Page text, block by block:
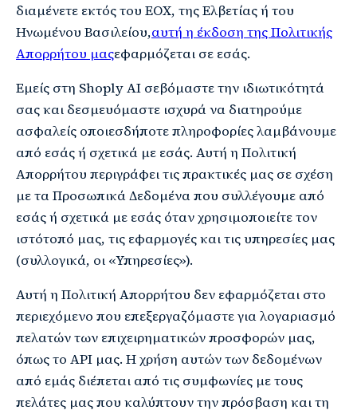
διαμένετε εκτός του ΕΟΧ, της Ελβετίας ή του
Ηνωμένου Βασιλείου,αυτή η έκδοση της Πολιτικής
Απορρήτου μαςεφαρμόζεται σε εσάς.
Εμείς στη Shoply AI σεβόμαστε την ιδιωτικότητά
σας και δεσμευόμαστε ισχυρά να διατηρούμε
ασφαλείς οποιεσδήποτε πληροφορίες λαμβάνουμε
από εσάς ή σχετικά με εσάς. Αυτή η Πολιτική
Απορρήτου περιγράφει τις πρακτικές μας σε σχέση
με τα Προσωπικά Δεδομένα που συλλέγουμε από
εσάς ή σχετικά με εσάς όταν χρησιμοποιείτε τον
ιστότοπό μας, τις εφαρμογές και τις υπηρεσίες μας
(συλλογικά, οι «Υπηρεσίες»).
Αυτή η Πολιτική Απορρήτου δεν εφαρμόζεται στο
περιεχόμενο που επεξεργαζόμαστε για λογαριασμό
πελατών των επιχειρηματικών προσφορών μας,
όπως το API μας. Η χρήση αυτών των δεδομένων
από εμάς διέπεται από τις συμφωνίες με τους
πελάτες μας που καλύπτουν την πρόσβαση και τη